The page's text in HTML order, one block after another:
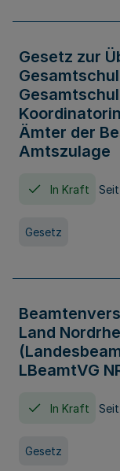
Gesetz zur
Ämter der
Amtszulage
In Kraft
Gesetz
Land
LBeamtVG
In Kraft
Gesetz